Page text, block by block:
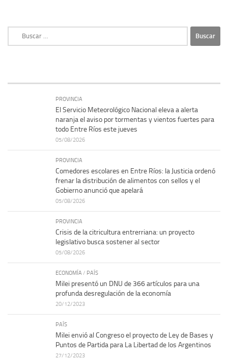
PROVINCIA
El Servicio Meteorológico Nacional eleva a alerta
naranja el aviso por tormentas y vientos fuertes para
todo Entre Ríos este jueves
05/08/2026
PROVINCIA
Comedores escolares en Entre Ríos: la Justicia ordenó
frenar la distribución de alimentos con sellos y el
Gobierno anunció que apelará
05/08/2026
PROVINCIA
Crisis de la citricultura entrerriana: un proyecto
legislativo busca sostener al sector
05/08/2026
ECONOMÍA / PAÍS
Milei presentó un DNU de 366 artículos para una
profunda desregulación de la economía
20/12/2023
PAÍS
Milei envió al Congreso el proyecto de Ley de Bases y
Puntos de Partida para La Libertad de los Argentinos
27/12/2023